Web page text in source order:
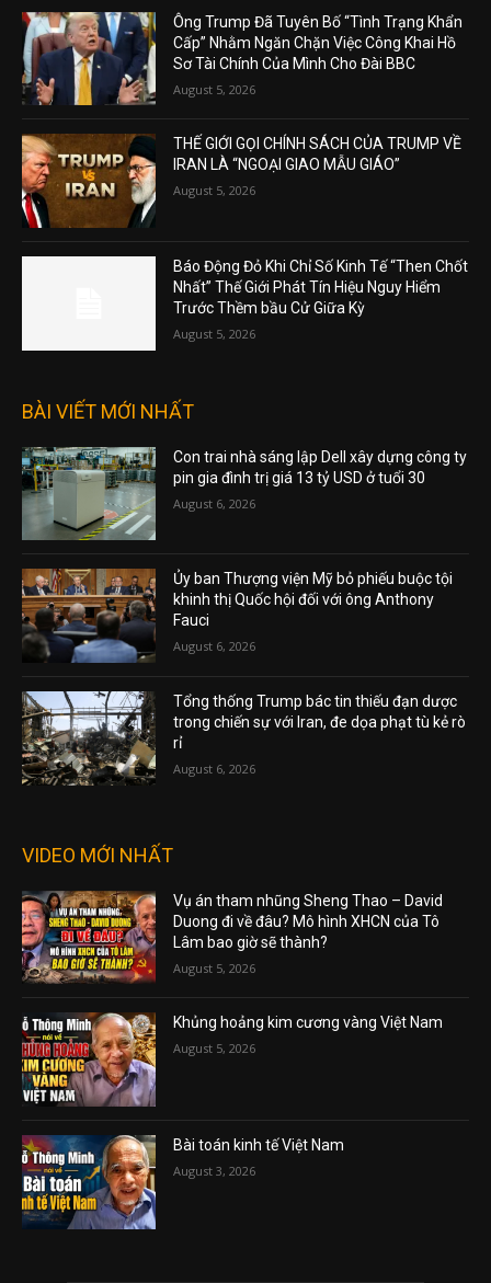
Ông Trump Đã Tuyên Bố “Tình Trạng Khẩn
Cấp” Nhằm Ngăn Chặn Việc Công Khai Hồ
Sơ Tài Chính Của Mình Cho Đài BBC
August 5, 2026
THẾ GIỚI GỌI CHÍNH SÁCH CỦA TRUMP VỀ
IRAN LÀ “NGOẠI GIAO MẪU GIÁO”
August 5, 2026
Báo Động Đỏ Khi Chỉ Số Kinh Tế “Then Chốt
Nhất” Thế Giới Phát Tín Hiệu Nguy Hiểm
Trước Thềm bầu Cử Giữa Kỳ
August 5, 2026
BÀI VIẾT MỚI NHẤT
Con trai nhà sáng lập Dell xây dựng công ty
pin gia đình trị giá 13 tỷ USD ở tuổi 30
August 6, 2026
Ủy ban Thượng viện Mỹ bỏ phiếu buộc tội
khinh thị Quốc hội đối với ông Anthony
Fauci
August 6, 2026
Tổng thống Trump bác tin thiếu đạn dược
trong chiến sự với Iran, đe dọa phạt tù kẻ rò
rỉ
August 6, 2026
VIDEO MỚI NHẤT
Vụ án tham nhũng Sheng Thao – David
Duong đi về đâu? Mô hình XHCN của Tô
Lâm bao giờ sẽ thành?
August 5, 2026
Khủng hoảng kim cương vàng Việt Nam
August 5, 2026
Bài toán kinh tế Việt Nam
August 3, 2026